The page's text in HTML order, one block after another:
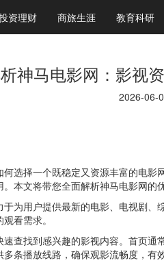
资理财 商旅生涯 教育科研
神马电影网：影视
2026-06-
选择一个既稳定又资源丰富的电
本文将带您全面解析神马电影网的
为用户提供最新的电影、电视剧
看需求。
查找到感兴趣的影视内容。首页
条播放线路，确保观影流畅度，有